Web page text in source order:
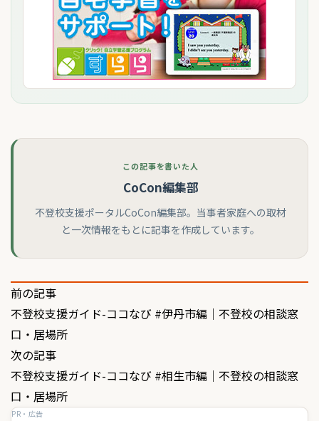
この記事を書いた人
CoCon編集部
不登校支援ポータルCoCon編集部。当事者家庭への取材
と一次情報をもとに記事を作成しています。
投
稿
ナ
ビ
ゲ
前の記事
不登校支援ガイド-ココなび #伊丹市編｜不登校の相談窓
口・居場所
次の記事
不登校支援ガイド-ココなび #相生市編｜不登校の相談窓
口・居場所
PR・広告